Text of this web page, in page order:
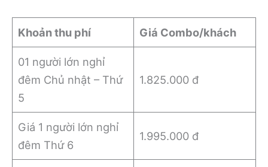
Khoản thu phí Giá Combo/khách
01 người lớn nghỉ
đêm Chủ nhật – Thứ
5
1.825.000 đ
Giá 1 người lớn nghỉ
đêm Thứ 6
1.995.000 đ